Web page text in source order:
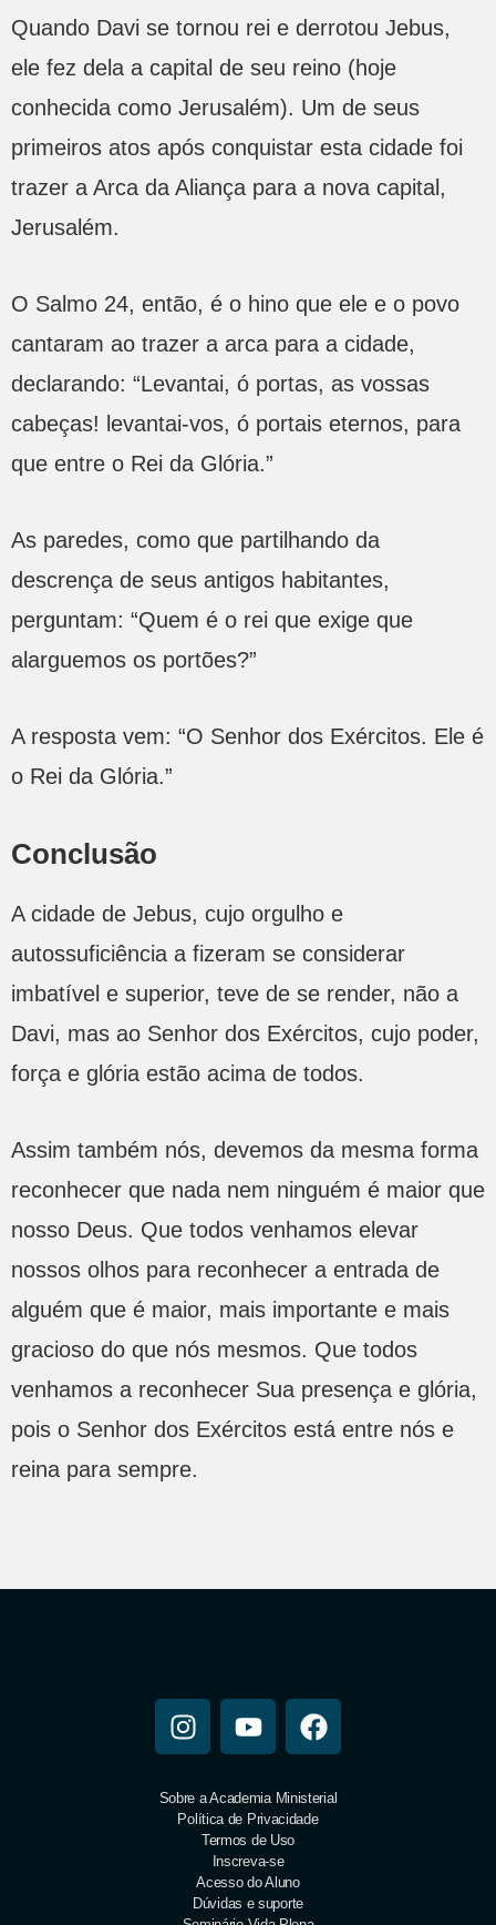
Quando Davi se tornou rei e derrotou Jebus,
ele fez dela a capital de seu reino (hoje
conhecida como Jerusalém). Um de seus
primeiros atos após conquistar esta cidade foi
trazer a Arca da Aliança para a nova capital,
Jerusalém.
O Salmo 24, então, é o hino que ele e o povo
cantaram ao trazer a arca para a cidade,
declarando: “Levantai, ó portas, as vossas
cabeças! levantai-vos, ó portais eternos, para
que entre o Rei da Glória.”
As paredes, como que partilhando da
descrença de seus antigos habitantes,
perguntam: “Quem é o rei que exige que
alarguemos os portões?”
A resposta vem: “O Senhor dos Exércitos. Ele é
o Rei da Glória.”
Conclusão
A cidade de Jebus, cujo orgulho e
autossuficiência a fizeram se considerar
imbatível e superior, teve de se render, não a
Davi, mas ao Senhor dos Exércitos, cujo poder,
força e glória estão acima de todos.
Assim também nós, devemos da mesma forma
reconhecer que nada nem ninguém é maior que
nosso Deus. Que todos venhamos elevar
nossos olhos para reconhecer a entrada de
alguém que é maior, mais importante e mais
gracioso do que nós mesmos. Que todos
venhamos a reconhecer Sua presença e glória,
pois o Senhor dos Exércitos está entre nós e
reina para sempre.
Sobre a Academia Ministerial
Política de Privacidade
Termos de Uso
Inscreva-se
Acesso do Aluno
Dúvidas e suporte